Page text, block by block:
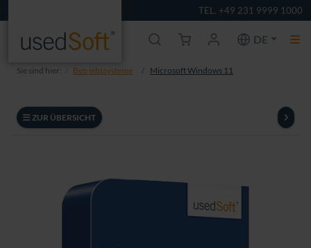
TEL. +49 231 9999 1000
DE
Sie sind hier: Betriebssysteme Microsoft Windows 11
ZUR ÜBERSICHT